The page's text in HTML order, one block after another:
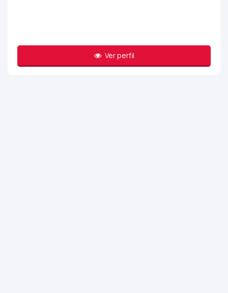
Ver perfil